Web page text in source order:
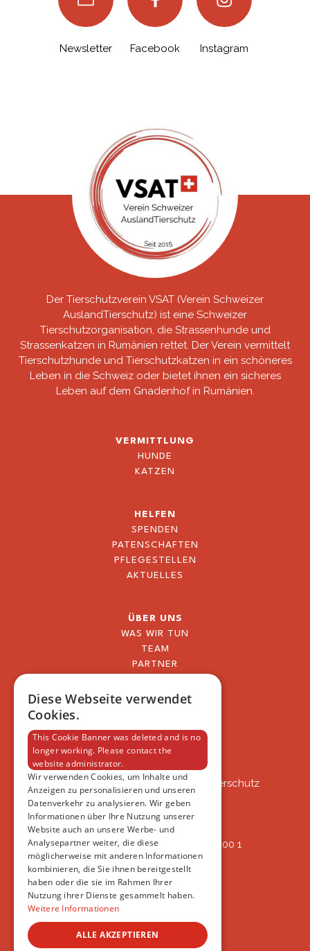
Newsletter Facebook Instagram
Der Tierschutzverein VSAT (Verein Schweizer
AuslandTierschutz) ist eine Schweizer
Tierschutzorganisation, die Strassenhunde und
Strassenkatzen in Rumänien rettet. Der Verein vermittelt
Tierschutzhunde und Tierschutzkatzen in ein schöneres
Leben in die Schweiz oder bietet ihnen ein sicheres
Leben auf dem Gnadenhof in Rumänien.
VERMITTLUNG
HUNDE
KATZEN
HELFEN
SPENDEN
PATENSCHAFTEN
PFLEGESTELLEN
AKTUELLES
ÜBER UNS
WAS WIR TUN
TEAM
PARTNER
FAQ
VSAT
VSAT - Verein Schweizer Auslandtierschutz
Oberlangnauerstrasse 13b
9562 Märwil
IBAN: CH82 00 78 4297 8786 7200 1
ERREICHBAR
AB 17:45
+41 44 594 66 25
Diese Webseite verwendet
Cookies.
This Cookie Banner was deleted and is no
longer working. Please contact the
website administrator.
Wir verwenden Cookies, um Inhalte und
Anzeigen zu personalisieren und unseren
Datenverkehr zu analysieren. Wir geben
Informationen über Ihre Nutzung unserer
Website auch an unsere Werbe- und
Analysepartner weiter, die diese
möglicherweise mit anderen Informationen
kombinieren, die Sie ihnen bereitgestellt
haben oder die sie im Rahmen Ihrer
Nutzung ihrer Dienste gesammelt haben.
Weitere Informationen
ALLE AKZEPTIEREN